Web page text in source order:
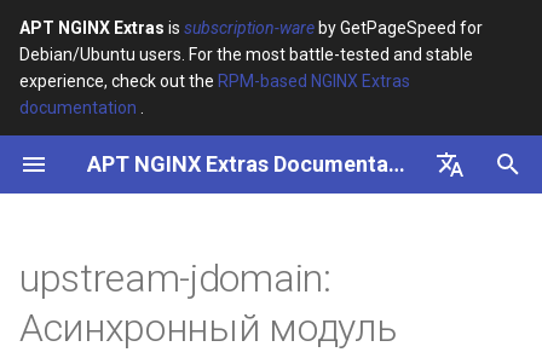
APT NGINX Extras is subscription-ware by GetPageSpeed for
Debian/Ubuntu users. For the most battle-tested and stable
experience, check out the RPM-based NGINX Extras
documentation
APT NGINX Extras Documentation
И
и
а
л
Установка на Debian/Ubuntu
Синопсис
Разработка
upstream-jdomain:
Асинхронный модуль